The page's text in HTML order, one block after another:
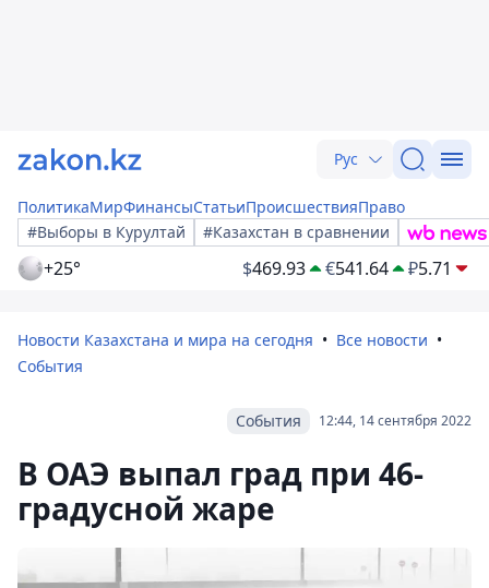
Рус
ПолитикаМирФинансыСтатьиПроисшествияПраво
#Выборы в Курултай
#Казахстан в сравнении
+25° $469.93 €541.64 ₽5.71
Новости Казахстана и мира на сегодня
Все новости
События
12:44, 14 сентября 2022
События
В ОАЭ выпал град при 46-
градусной жаре